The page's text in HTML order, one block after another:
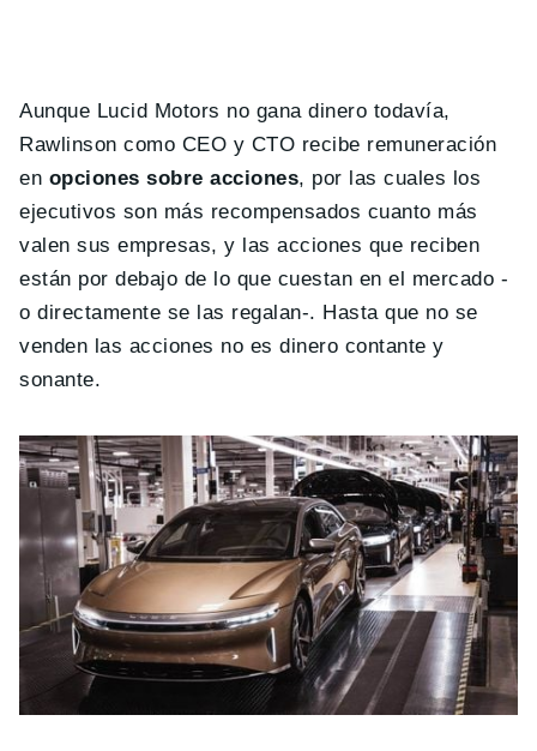
Aunque Lucid Motors no gana dinero todavía,
Rawlinson como CEO y CTO recibe remuneración
en opciones sobre acciones, por las cuales los
ejecutivos son más recompensados cuanto más
valen sus empresas, y las acciones que reciben
están por debajo de lo que cuestan en el mercado -
o directamente se las regalan-. Hasta que no se
venden las acciones no es dinero contante y
sonante.